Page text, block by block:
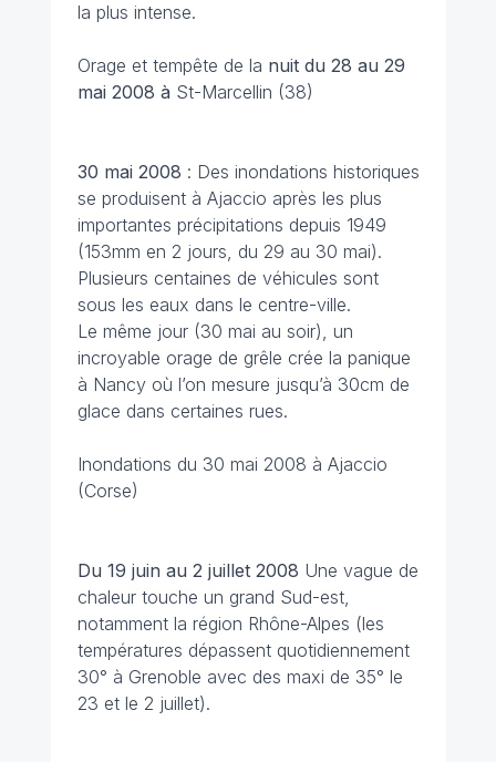
la plus intense.
Orage et tempête de la nuit du 28 au 29
mai 2008 à St-Marcellin (38)
30 mai 2008 : Des inondations historiques
se produisent à Ajaccio après les plus
importantes précipitations depuis 1949
(153mm en 2 jours, du 29 au 30 mai).
Plusieurs centaines de véhicules sont
sous les eaux dans le centre-ville.
Le même jour (30 mai au soir), un
incroyable orage de grêle crée la panique
à Nancy où l’on mesure jusqu’à 30cm de
glace dans certaines rues.
Inondations du 30 mai 2008 à Ajaccio
(Corse)
Du 19 juin au 2 juillet 2008 Une vague de
chaleur touche un grand Sud-est,
notamment la région Rhône-Alpes (les
températures dépassent quotidiennement
30° à Grenoble avec des maxi de 35° le
23 et le 2 juillet).